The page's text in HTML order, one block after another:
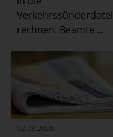
Verkehrssünderdatei
rechnen. Beamte ...
02.08.2026